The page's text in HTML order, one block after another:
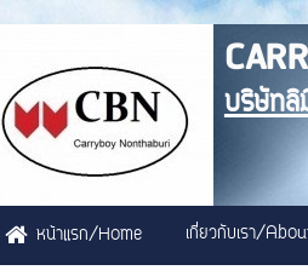
บริษัทลิ
หน้าแรก/Home เกี่ยวกับเรา/